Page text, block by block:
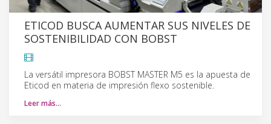
ETICOD BUSCA AUMENTAR SUS NIVELES DE
SOSTENIBILIDAD CON BOBST
La versátil impresora BOBST MASTER M5 es la apuesta de
Eticod en materia de impresión flexo sostenible.
Leer más…